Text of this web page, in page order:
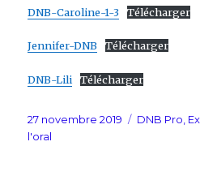
DNB-Caroline-1-3 Télécharger
Jennifer-DNB Télécharger
DNB-Lili Télécharger
Posted
on
27 novembre 2019 Categories
DNB Pro
l'oral